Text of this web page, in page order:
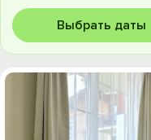
Выбрать даты